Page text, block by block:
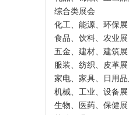
综合类展会
化工、能源、环保展
食品、饮料、农业展
五金、建材、建筑展
服装、纺织、皮革展
家电、家具、日用品
机械、工业、设备展
生物、医药、保健展